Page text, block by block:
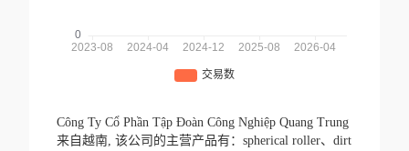
Công Ty Cổ Phần Tập Đoàn Công Nghiệp Quang Trung
来自越南, 该公司的主营产品有：spherical roller、dirt